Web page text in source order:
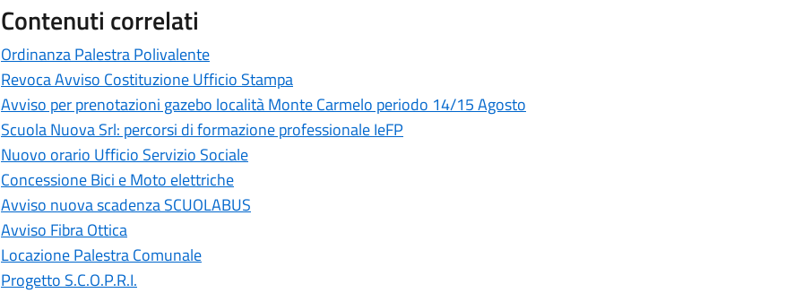
Contenuti correlati
Ordinanza Palestra Polivalente
Revoca Avviso Costituzione Ufficio Stampa
Avviso per prenotazioni gazebo località Monte Carmelo periodo 14/15 Agosto
Scuola Nuova Srl: percorsi di formazione professionale IeFP
Nuovo orario Ufficio Servizio Sociale
Concessione Bici e Moto elettriche
Avviso nuova scadenza SCUOLABUS
Avviso Fibra Ottica
Locazione Palestra Comunale
Progetto S.C.O.P.R.I.